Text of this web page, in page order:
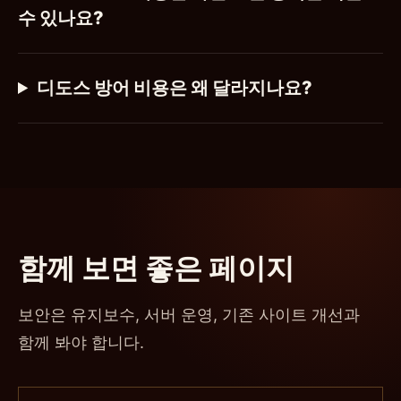
수 있나요?
디도스 방어 비용은 왜 달라지나요?
함께 보면 좋은 페이지
보안은 유지보수, 서버 운영, 기존 사이트 개선과
함께 봐야 합니다.